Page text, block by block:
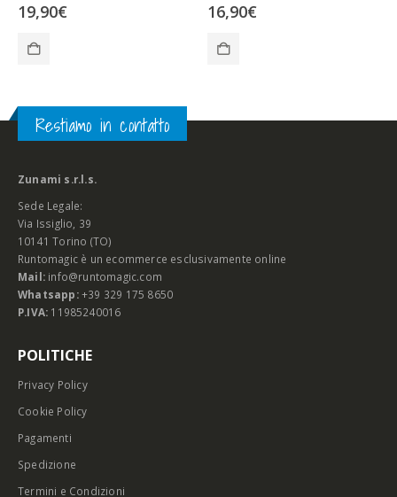
19,90€ 16,90€
Restiamo in contatto
Zunami s.r.l.s.
Sede Legale:
Via Issiglio, 39
10141 Torino (TO)
Runtomagic è un ecommerce esclusivamente online
Mail: info@runtomagic.com
Whatsapp: +39 329 175 8650
P.IVA: 11985240016
POLITICHE
Privacy Policy
Cookie Policy
Pagamenti
Spedizione
Termini e Condizioni